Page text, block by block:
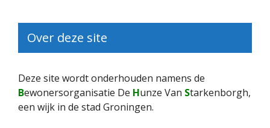
Over deze site
Deze site wordt onderhouden namens de
Bewonersorganisatie De Hunze Van Starkenborgh,
een wijk in de stad Groningen.